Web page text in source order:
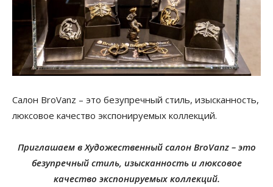
Салон BroVanz – это безупречный стиль, изысканность,
люксовое качество экспонируемых коллекций.
Приглашаем в Художественный салон BroVanz – это
безупречный стиль, изысканность и люксовое
качество экспонируемых коллекций.